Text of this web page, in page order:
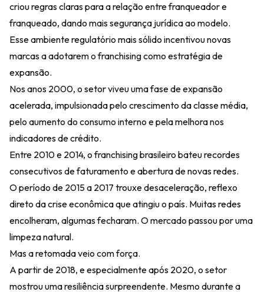
criou regras claras para a relação entre franqueador e
franqueado, dando mais segurança jurídica ao modelo.
Esse ambiente regulatório mais sólido incentivou novas
marcas a adotarem o franchising como estratégia de
expansão.
Nos anos 2000, o setor viveu uma fase de expansão
acelerada, impulsionada pelo crescimento da classe média,
pelo aumento do consumo interno e pela melhora nos
indicadores de crédito.
Entre 2010 e 2014, o franchising brasileiro bateu recordes
consecutivos de faturamento e abertura de novas redes.
O período de 2015 a 2017 trouxe desaceleração, reflexo
direto da crise econômica que atingiu o país. Muitas redes
encolheram, algumas fecharam. O mercado passou por uma
limpeza natural.
Mas a retomada veio com força.
A partir de 2018, e especialmente após 2020, o setor
mostrou uma resiliência surpreendente. Mesmo durante a